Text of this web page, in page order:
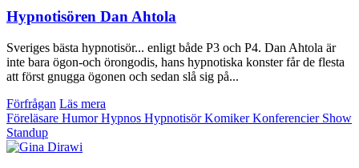
Hypnotisören Dan Ahtola
Sveriges bästa hypnotisör... enligt både P3 och P4. Dan Ahtola är
inte bara ögon-och örongodis, hans hypnotiska konster får de flesta
att först gnugga ögonen och sedan slå sig på...
Förfrågan Läs mera
Föreläsare HumorHypnos HypnotisörKomikerKonferencier Show
Standup